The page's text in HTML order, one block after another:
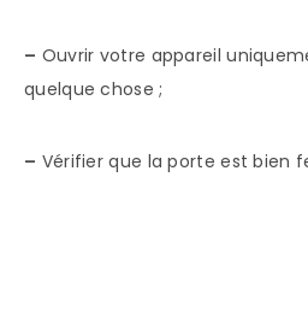
– Ouvrir votre appareil
quelque chose ;
– Vérifier que la porte est bien